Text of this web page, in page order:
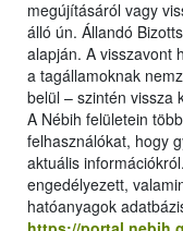
megújításáról vagy
álló ún. Állandó
alapján. A visszavont
a tagállamoknak
belül – szintén vissza
A Nébih felületein
felhasználókat, hogy
aktuális
engedélyezett,
hatóanyagok